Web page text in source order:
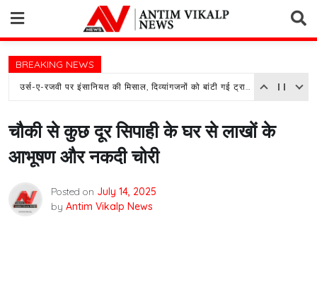
content
BREAKING NEWS
उर्स-ए-रजवी पर इंसानियत की मिसाल, दिव्यांगजनों को बांटी गई ट्राइसाइकिल
चौकी से कुछ दूर सिपाही के घर से लाखों के
आभूषण और नकदी चोरी
Posted on July 14, 2025
by Antim Vikalp News